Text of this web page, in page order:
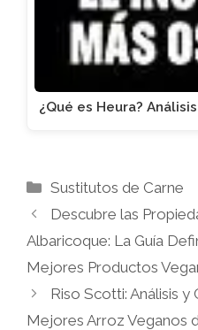
¿Qué es Heura?
Categorías
Sustitutos de Carne
Descubre las
Albaricoque: La Guía
Mejores Productos
Riso Scotti: Análisis
Mejores Arroz Veganos